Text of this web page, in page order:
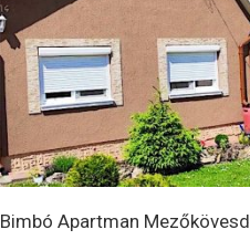
Bimbó Apartman Mezőkövesd